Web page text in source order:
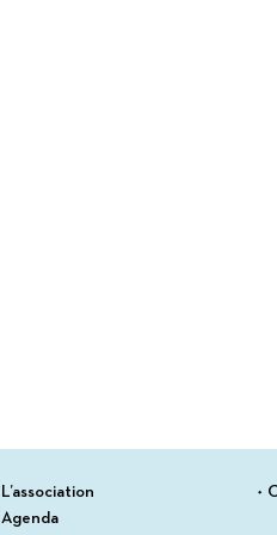
L’association
Agenda